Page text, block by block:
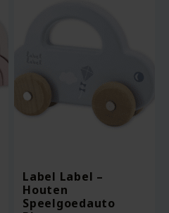
Label Label –
Houten
Speelgoedauto